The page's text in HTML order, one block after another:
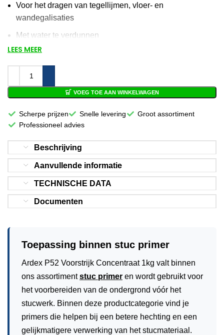
Voor het dragen van tegellijmen, vloer- en
wandegalisaties
Met water te verdunnen
Oplosmiddelvrij en zeer emissiearm EMICODE EC1
huis!
LEES MEER
VOEG TOE AAN WINKELWAGEN
Scherpe prijzen Snelle levering
Groot assortiment
Professioneel advies
Beschrijving
Aanvullende informatie
TECHNISCHE DATA
Documenten
Toepassing binnen stuc primer
Ardex P52 Voorstrijk Concentraat 1kg valt binnen
ons assortimentstuc primer en wordt gebruikt voor
het voorbereiden van de ondergrond vóór het
stucwerk. Binnen deze productcategorie vind je
primers die helpen bij een betere hechting en een
gelijkmatigere verwerking van het stucmateriaal.